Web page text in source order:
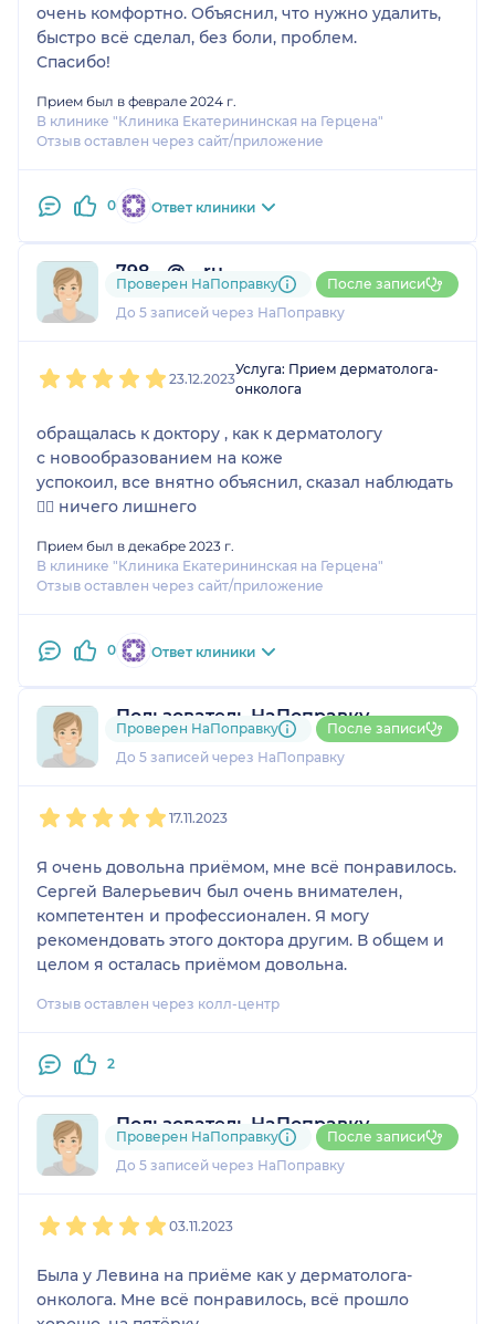
очень комфортно. Объяснил, что нужно удалить,
быстро всё сделал, без боли, проблем.
Спасибо!
Прием был в феврале 2024 г.
В клинике "Клиника Екатерининская на Герцена"
Отзыв оставлен через сайт/приложение
0 Ответ клиники
798....@....ru
1 отзыв
До 5 записей через НаПоправку
Проверен НаПоправку После записи
23.12.2023
Услуга: Прием дерматолога-
онколога
обращалась к доктору , как к дерматологу
с новообразованием на коже
успокоил, все внятно объяснил, сказал наблюдать
👍🏼 ничего лишнего
Прием был в декабре 2023 г.
В клинике "Клиника Екатерининская на Герцена"
Отзыв оставлен через сайт/приложение
0 Ответ клиники
Пользователь НаПоправку
1 отзыв
До 5 записей через НаПоправку
Проверен НаПоправку После записи
17.11.2023
Я очень довольна приёмом, мне всё понравилось.
Сергей Валерьевич был очень внимателен,
компетентен и профессионален. Я могу
рекомендовать этого доктора другим. В общем и
целом я осталась приёмом довольна.
Отзыв оставлен через колл-центр
2
Пользователь НаПоправку
1 отзыв
До 5 записей через НаПоправку
Проверен НаПоправку После записи
03.11.2023
Была у Левина на приёме как у дерматолога-
онколога. Мне всё понравилось, всё прошло